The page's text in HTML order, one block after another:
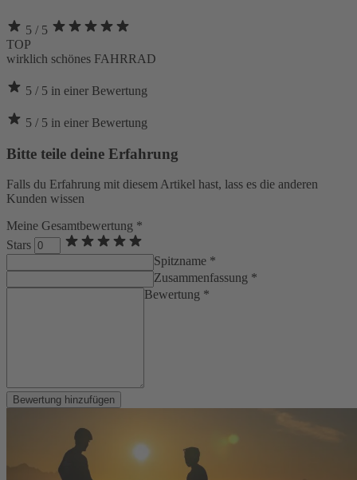
5 / 5
TOP
wirklich schönes FAHRRAD
5 / 5 in einer Bewertung
5 / 5 in einer Bewertung
Bitte teile deine Erfahrung
Falls du Erfahrung mit diesem Artikel hast, lass es die anderen
Kunden wissen
Meine Gesamtbewertung *
Stars
Spitzname *
Zusammenfassung *
Bewertung *
Bewertung hinzufügen